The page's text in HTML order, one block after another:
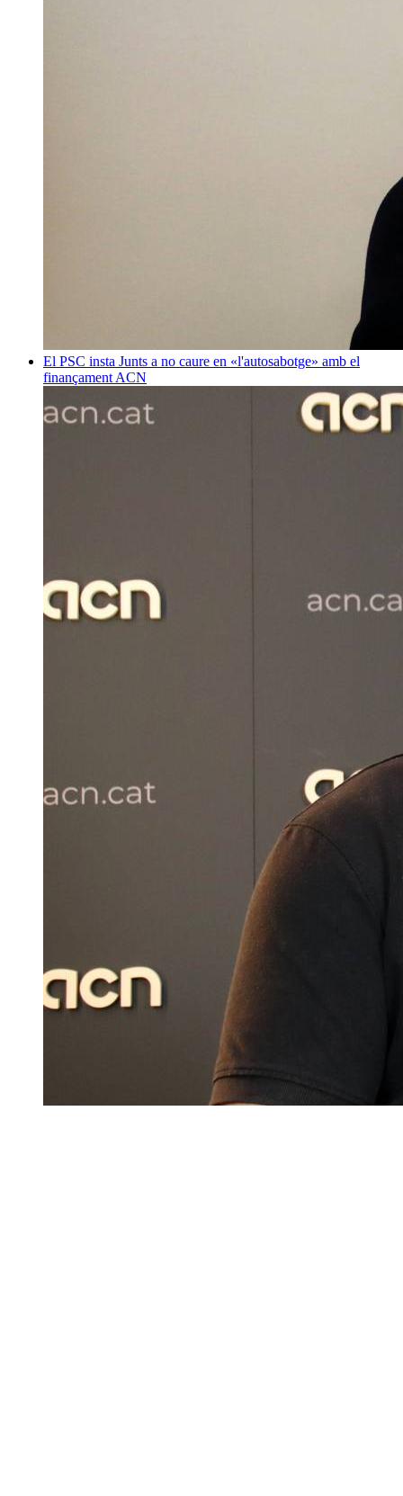
El PSC insta Junts a no caure en «l'autosabotge» amb el
finançament ACN